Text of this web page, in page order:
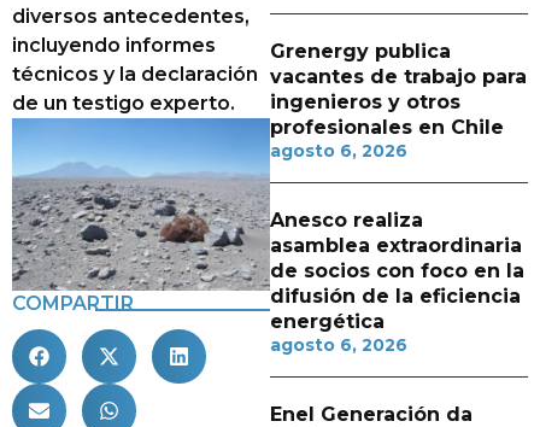
diversos antecedentes,
incluyendo informes
técnicos y la declaración
de un testigo experto.
COMPARTIR
Grenergy publica
vacantes de trabajo para
ingenieros y otros
profesionales en Chile
agosto 6, 2026
Anesco realiza
asamblea extraordinaria
de socios con foco en la
difusión de la eficiencia
energética
agosto 6, 2026
Enel Generación da